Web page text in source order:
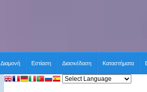
Διαμονή Εστίαση Διασκέδαση Καταστήματα